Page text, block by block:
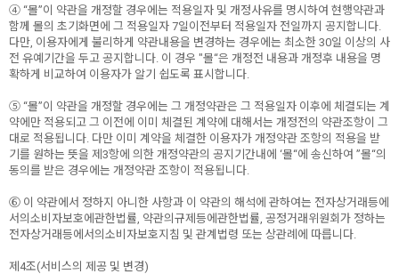
④ “몰”이 약관을 개정할 경우에는 적용일자 및 개정사유를 명시하여 현행약관과
함께 몰의 초기화면에 그 적용일자 7일이전부터 적용일자 전일까지 공지합니다.
다만, 이용자에게 불리하게 약관내용을 변경하는 경우에는 최소한 30일 이상의 사
전 유예기간을 두고 공지합니다. 이 경우 "몰“은 개정전 내용과 개정후 내용을 명
확하게 비교하여 이용자가 알기 쉽도록 표시합니다.
⑤ “몰”이 약관을 개정할 경우에는 그 개정약관은 그 적용일자 이후에 체결되는 계
약에만 적용되고 그 이전에 이미 체결된 계약에 대해서는 개정전의 약관조항이 그
대로 적용됩니다. 다만 이미 계약을 체결한 이용자가 개정약관 조항의 적용을 받
기를 원하는 뜻을 제3항에 의한 개정약관의 공지기간내에 ‘몰“에 송신하여 ”몰“의
동의를 받은 경우에는 개정약관 조항이 적용됩니다.
⑥ 이 약관에서 정하지 아니한 사항과 이 약관의 해석에 관하여는 전자상거래등에
서의소비자보호에관한법률, 약관의규제등에관한법률, 공정거래위원회가 정하는
전자상거래등에서의소비자보호지침 및 관계법령 또는 상관례에 따릅니다.
제4조(서비스의 제공 및 변경)